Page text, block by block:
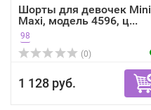
Шорты для девочек Mini
Maxi, модель 4596, ц...
98
(0)
1 128 руб.